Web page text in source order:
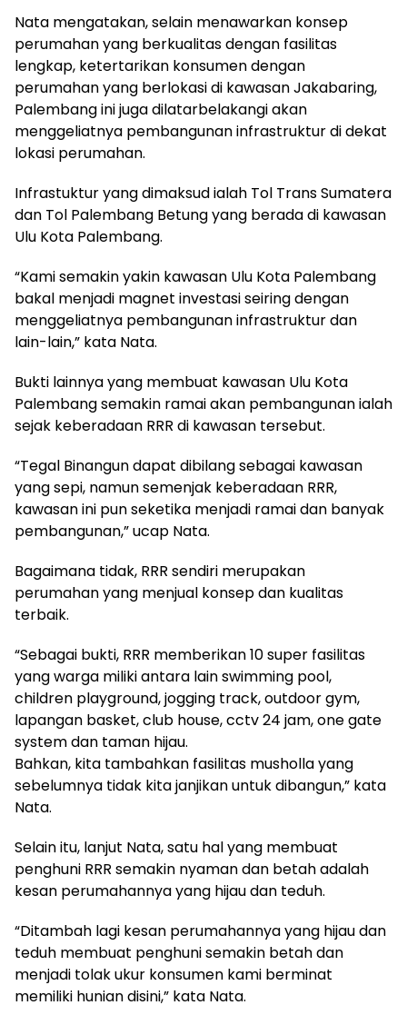
Nata mengatakan, selain menawarkan konsep
perumahan yang berkualitas dengan fasilitas
lengkap, ketertarikan konsumen dengan
perumahan yang berlokasi di kawasan Jakabaring,
Palembang ini juga dilatarbelakangi akan
menggeliatnya pembangunan infrastruktur di dekat
lokasi perumahan.
Infrastuktur yang dimaksud ialah Tol Trans Sumatera
dan Tol Palembang Betung yang berada di kawasan
Ulu Kota Palembang.
“Kami semakin yakin kawasan Ulu Kota Palembang
bakal menjadi magnet investasi seiring dengan
menggeliatnya pembangunan infrastruktur dan
lain-lain,” kata Nata.
Bukti lainnya yang membuat kawasan Ulu Kota
Palembang semakin ramai akan pembangunan ialah
sejak keberadaan RRR di kawasan tersebut.
“Tegal Binangun dapat dibilang sebagai kawasan
yang sepi, namun semenjak keberadaan RRR,
kawasan ini pun seketika menjadi ramai dan banyak
pembangunan,” ucap Nata.
Bagaimana tidak, RRR sendiri merupakan
perumahan yang menjual konsep dan kualitas
terbaik.
“Sebagai bukti, RRR memberikan 10 super fasilitas
yang warga miliki antara lain swimming pool,
children playground, jogging track, outdoor gym,
lapangan basket, club house, cctv 24 jam, one gate
system dan taman hijau.
Bahkan, kita tambahkan fasilitas musholla yang
sebelumnya tidak kita janjikan untuk dibangun,” kata
Nata.
Selain itu, lanjut Nata, satu hal yang membuat
penghuni RRR semakin nyaman dan betah adalah
kesan perumahannya yang hijau dan teduh.
“Ditambah lagi kesan perumahannya yang hijau dan
teduh membuat penghuni semakin betah dan
menjadi tolak ukur konsumen kami berminat
memiliki hunian disini,” kata Nata.